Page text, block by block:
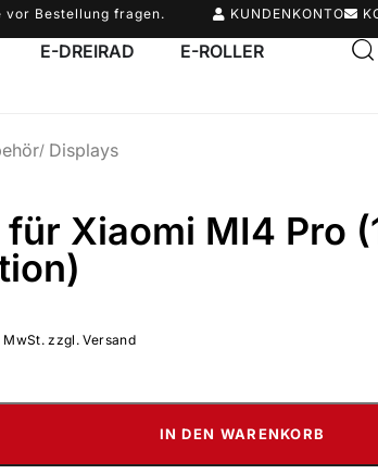
vor Bestellung fragen. KUNDENKONTO
E-DREIRAD
E-ROLLER
Displays
Xiaomi MI4 Pro
zzgl. Versand
IN DEN WARENKORB